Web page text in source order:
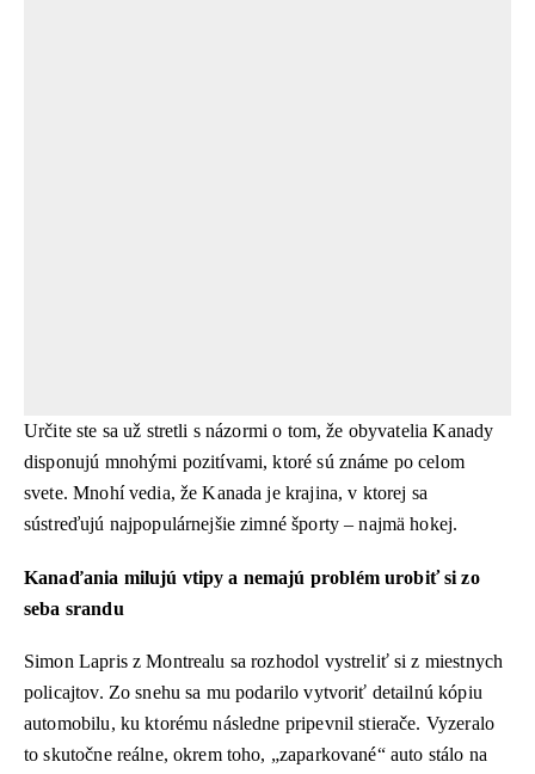
Určite ste sa už stretli s názormi o tom, že obyvatelia Kanady
disponujú mnohými pozitívami, ktoré sú známe po celom
svete. Mnohí vedia, že Kanada je krajina, v ktorej sa
sústreďujú najpopulárnejšie zimné športy – najmä hokej.
Kanaďania milujú vtipy a nemajú problém urobiť si zo
seba srandu
Simon Lapris z Montrealu sa rozhodol vystreliť si z miestnych
policajtov. Zo snehu sa mu podarilo vytvoriť detailnú kópiu
automobilu, ku ktorému následne pripevnil stierače. Vyzeralo
to skutočne reálne, okrem toho, „zaparkované“ auto stálo na